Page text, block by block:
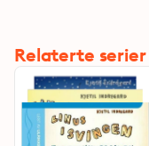
Relaterte serier